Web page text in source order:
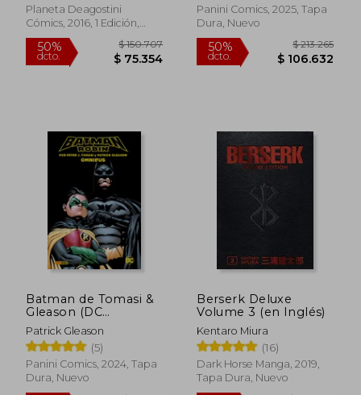
$ 72.697
Planeta Deagostini
Cómics, 2016, 1 Edición,
Tapa Dura, Nuevo
Panini Comics, 2025, Tapa
Dura, Nuevo
Batman de Tomasi &
Gleason (DC
Omnibus)
Patrick Gleason
(5)
Panini Comics, 2024, Tapa
Dura, Nuevo
Berserk Deluxe
Volume 3 (en Inglés)
Kentaro Miura
(16)
Dark Horse Manga, 2019,
Tapa Dura, Nuevo